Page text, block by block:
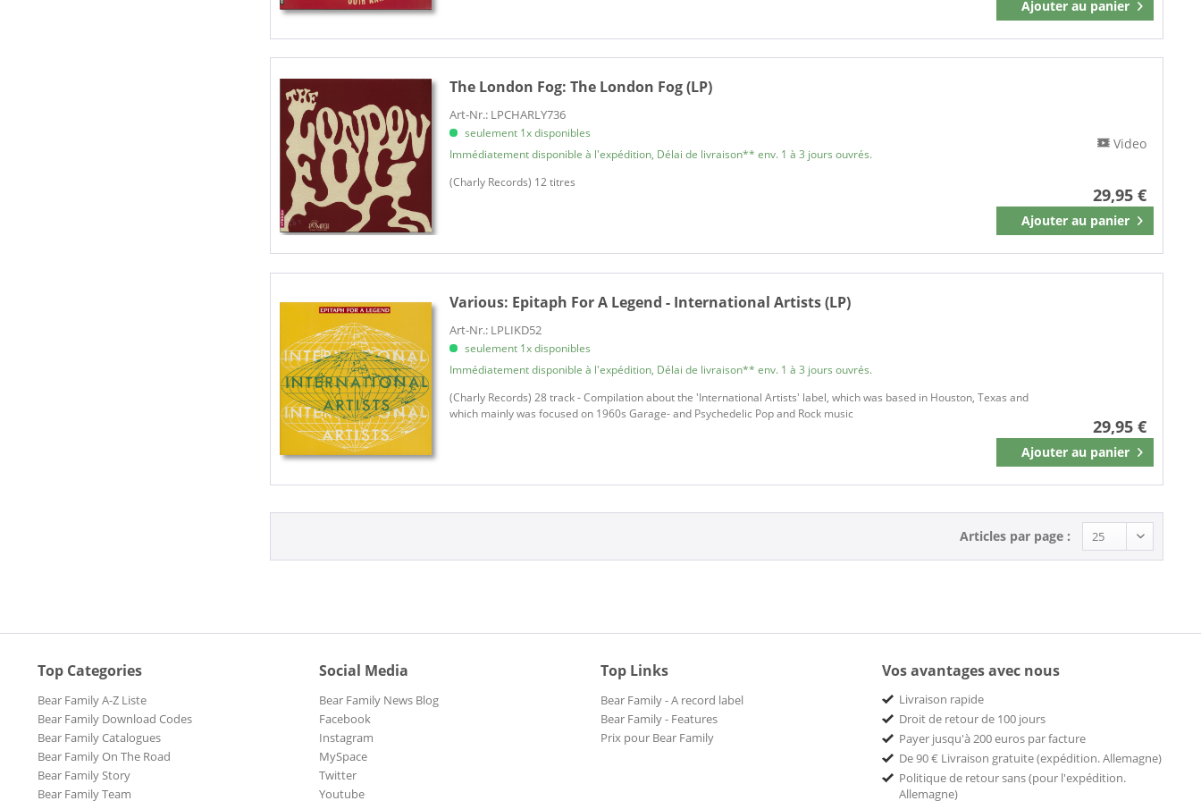
Archies, The
Armstrong, Louis
Armstrong, Louis
Astronauts, The
B. Bumble & The Stingers
Bachman Turner Overdrive
Bad Mojos
Baker Selection, George
Baker, Chet
Baker, Ginger
Bang Mustang
Basie, Count
Bassey, Shirley
Batman Theme
Baton Rouge
AMIGA
Amoeba Records
Arista Records
Art Of Music
Atlantic Records
AVENUE RECORDS
Bad Joker
Beat Generation
Beat Generaton
BELLAPHON
Bellaphon Records
Bell Records
Ben Dover Inc.
Ajouter au panier
Mémoriser
The London Fog:The London Fog (LP)
Art-Nr.: LPCHARLY736
seulement 1x disponibles
Immédiatement disponible à l'expédition, Délai de livraison** env. 1 à 3 jours ouvrés.
(Charly Records) 12 titres
29,95 €
Ajouter au panier
Mémoriser
Video
Various: Epitaph For A Legend - International Artists (LP)
Art-Nr.: LPLIKD52
seulement 1x disponibles
Immédiatement disponible à l'expédition, Délai de livraison** env. 1 à 3 jours ouvrés.
(Charly Records) 28 track - Compilation about the 'International Artists' label, which was based in Houston, Texas and
which mainly was focused on 1960s Garage- and Psychedelic Pop and Rock music
29,95 €
Ajouter au panier
Mémoriser
Articles par page :
Top Categories
Bear Family A-Z Liste
Bear Family Download Codes
Bear Family Catalogues
Bear Family On The Road
Bear Family Story
Bear Family Team
Social Media
Bear Family News Blog
Facebook
Instagram
MySpace
Twitter
Youtube
Top Links
Bear Family - A record label
Bear Family - Features
Prix pour Bear Family
Vos avantages avec nous
Livraison rapide
Droit de retour de 100 jours
Payer jusqu'à 200 euros par facture
De 90 € Livraison gratuite (expédition. Allemagne)
Politique de retour sans (pour l'expédition.
Allemagne)